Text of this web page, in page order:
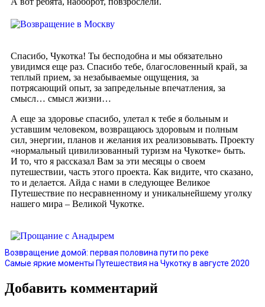
Спасибо, Чукотка! Ты бесподобна и мы обязательно
увидимся еще раз. Спасибо тебе, благословенный край, за
теплый прием, за незабываемые ощущения, за
потрясающий опыт, за запредельные впечатления, за
смысл… смысл жизни…
А еще за здоровье спасибо, улетал к тебе я больным и
уставшим человеком, возвращаюсь здоровым и полным
сил, энергии, планов и желания их реализовывать. Проекту
«нормальный цивилизованный туризм на Чукотке» быть.
И то, что я рассказал Вам за эти месяцы о своем
путешествии, часть этого проекта. Как видите, что сказано,
то и делается. Айда с нами в следующее Великое
Путешествие по несравненному и уникальнейшему уголку
нашего мира – Великой Чукотке.
Возвращение домой: первая половина пути по реке
Самые яркие моменты Путешествия на Чукотку в августе 2020
Добавить комментарий